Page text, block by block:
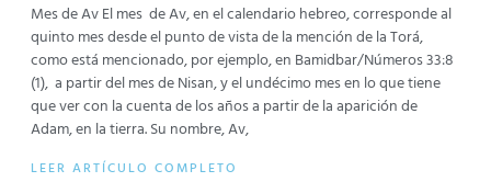
Mes de Av El mes de Av, en el calendario hebreo, corresponde al
quinto mes desde el punto de vista de la mención de la Torá,
como está mencionado, por ejemplo, en Bamidbar/Números 33:8
(1), a partir del mes de Nisan, y el undécimo mes en lo que tiene
que ver con la cuenta de los años a partir de la aparición de
Adam, en la tierra. Su nombre, Av,
LEER ARTÍCULO COMPLETO